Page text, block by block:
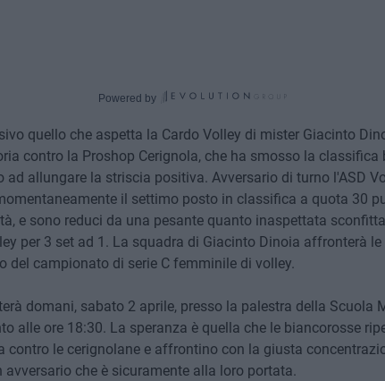
Powered by
quello che aspetta la Cardo Volley di mister Giacinto
contro la Proshop Cerignola, che ha smosso la classifica
ad allungare la striscia positiva. Avversario di turno l'ASD
il settimo posto in classifica a quota 30
e sono reduci da una pesante quanto inaspettata
per 3 set ad 1. La squadra di Giacinto Dinoia affronterà le
del campionato di serie C femminile di volley.
domani, sabato 2 aprile, presso la palestra della Scuola
alle ore 18:30. La speranza è quella che le biancorosse
contro le cerignolane e affrontino con la giusta
avversario che è sicuramente alla loro portata.